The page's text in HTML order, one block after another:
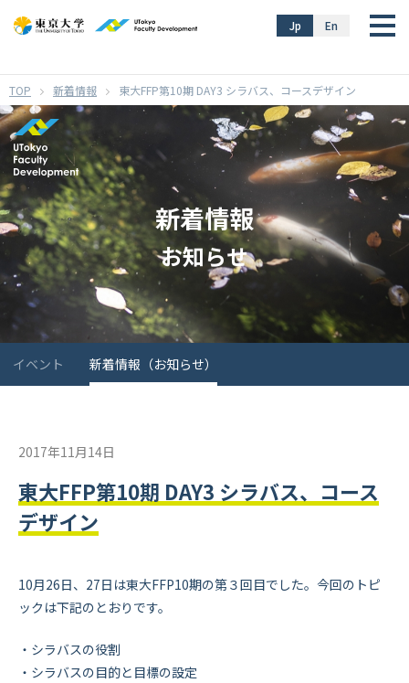
En
Jp
新着情報 東大FFP第10期 DAY3 シラバス、コースデザイン
新着情報
お知らせ
イベント 新着情報（お知らせ）
2017年11月14日
東大FFP第10期 DAY3 シラバス、コース
デザイン
10月26日、27日は東大FFP10期の第３回目でした。今回のトピ
ックは下記のとおりです。
・シラバスの役割
・シラバスの目的と目標の設定